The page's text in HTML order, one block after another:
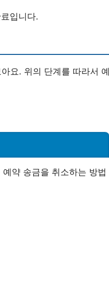
입니다.
요. 위의 단계를 따라서 예
약 송금을 취소하는 방법